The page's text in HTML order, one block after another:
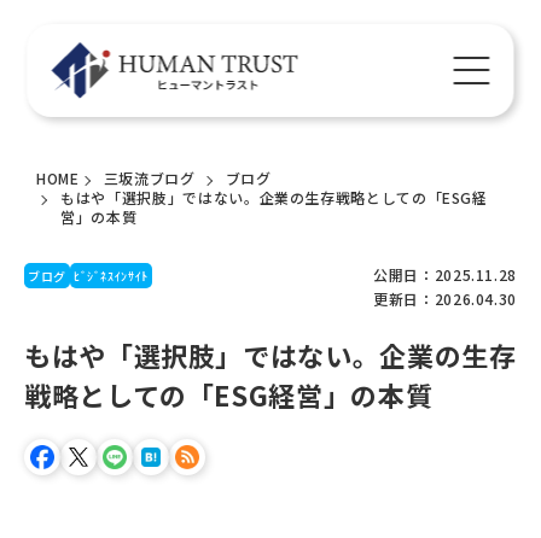
HOME 三坂流ブログ
ブログ
もはや「選択肢」ではない。企業の生存戦略としての「ESG経
営」の本質
ブログ ﾋﾞｼﾞﾈｽｲﾝｻｲﾄ
公開日：2025.11.28
更新日：2026.04.30
もはや「選択肢」ではない。企業の生存
戦略としての「ESG経営」の本質